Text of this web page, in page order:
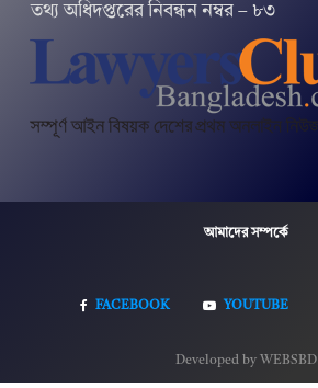
তথ‌্য অ‌ধিদপ্ত‌রের নিবন্ধন নম্বর – ৮৩
আমাদের সম্পর্কে
FACEBOOK YOUTUBE
Developed by WEBSBD